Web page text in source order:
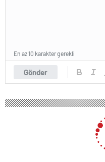
Gönder
En az 10 karakter gerekli